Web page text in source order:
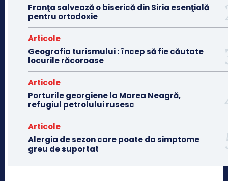
Franţa salvează o biserică din Siria esenţială
pentru ortodoxie
Articole
Geografia turismului : încep să fie căutate
locurile răcoroase
Articole
Porturile georgiene la Marea Neagră,
refugiul petrolului rusesc
Articole
Alergia de sezon care poate da simptome
greu de suportat